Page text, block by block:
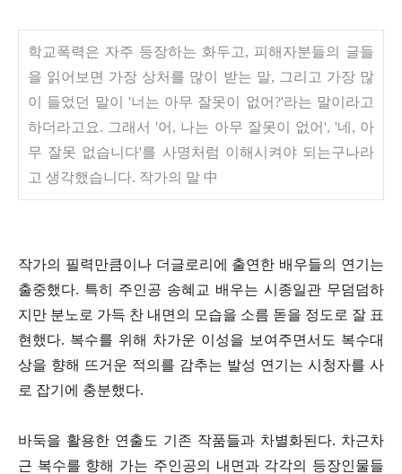
학교폭력은 자주 등장하는 화두고, 피해자분들의 글들
을 읽어보면 가장 상처를 많이 받는 말, 그리고 가장 많
이 들었던 말이 '너는 아무 잘못이 없어?'라는 말이라고
하더라고요. 그래서 '어, 나는 아무 잘못이 없어', '네, 아
무 잘못 없습니다'를 사명처럼 이해시켜야 되는구나라
고 생각했습니다. 작가의 말 中
작가의 필력만큼이나 더글로리에 출연한 배우들의 연기는
출중했다. 특히 주인공 송혜교 배우는 시종일관 무덤덤하
지만 분노로 가득 찬 내면의 모습을 소름 돋을 정도로 잘 표
현했다. 복수를 위해 차가운 이성을 보여주면서도 복수대
상을 향해 뜨거운 적의를 감추는 발성 연기는 시청자를 사
로 잡기에 충분했다.
바둑을 활용한 연출도 기존 작품들과 차별화된다. 차근차
근 복수를 향해 가는 주인공의 내면과 각각의 등장인물들